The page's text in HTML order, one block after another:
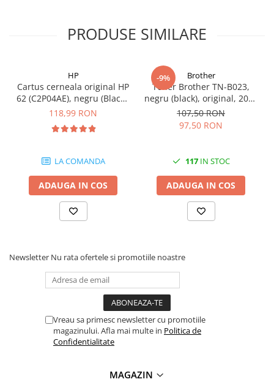
SSD-uri externe
Placi captura
Adaptoare PCI / PCIe
Periferice PC
Tastaturi
Kit mouse si tastatura
Web-cam-uri si sisteme
videoconferinta
Accesorii PC
Retelistica
Access Point-uri
Cabluri retea
PRODUSE SIMILARE
HP
Cartus cerneala original HP
62 (C2P04AE), negru (Black),
200 pagini
118,99 RON
LA COMANDA
ADAUGA IN COS
-9% Brother
Toner Brother TN-B023,
negru (black), original, 2000
pagini
107,50 RON
97,50 RON
117IN STOC
ADAUGA IN COS
Newsletter Nu rata ofertele si promotiile noastre
Vreau sa primesc newsletter cu promotiile
magazinului. Afla mai multe in Politica de
Confidentialitate
MAGAZIN